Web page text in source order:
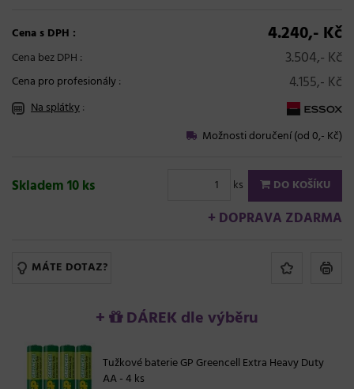
Cena s DPH : 4.240,- Kč
Cena bez DPH : 3.504,- Kč
Cena pro profesionály: 4.155,- Kč
Na splátky:
Možnosti doručení (od 0,- Kč)
Skladem 10 ks ks DO KOŠÍKU
+ DOPRAVA ZDARMA
MÁTE DOTAZ?
+ DÁREK dle výběru
Tužkové baterie GP Greencell Extra Heavy Duty
AA - 4 ks